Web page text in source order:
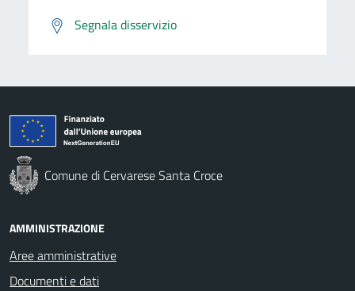
Segnala disservizio
Comune di Cervarese Santa Croce
AMMINISTRAZIONE
Aree amministrative
Documenti e dati